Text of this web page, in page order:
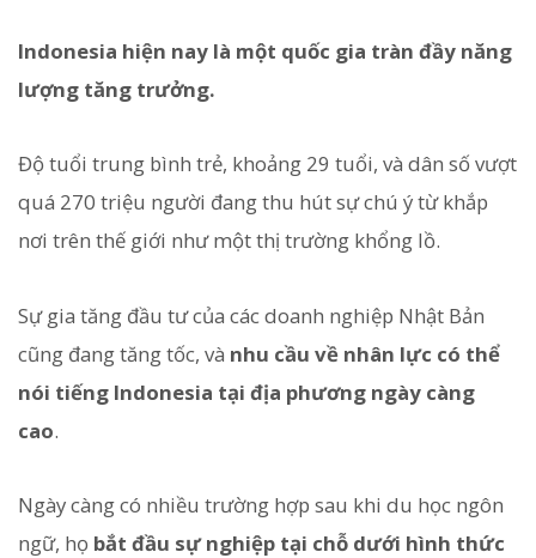
Indonesia hiện nay là một quốc gia tràn đầy năng
lượng tăng trưởng.
Độ tuổi trung bình trẻ, khoảng 29 tuổi, và dân số vượt
quá 270 triệu người đang thu hút sự chú ý từ khắp
nơi trên thế giới như một thị trường khổng lồ.
Sự gia tăng đầu tư của các doanh nghiệp Nhật Bản
cũng đang tăng tốc, và nhu cầu về nhân lực có thể
nói tiếng Indonesia tại địa phương ngày càng
cao.
Ngày càng có nhiều trường hợp sau khi du học ngôn
ngữ, họ bắt đầu sự nghiệp tại chỗ dưới hình thức